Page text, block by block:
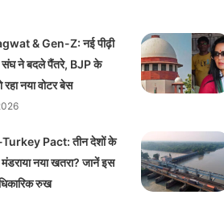
& Gen-Z: नई पीढ़ी
ने बदले पैंतरे, BJP के
रहा नया वोटर बेस
Pact: तीन देशों के
नया खतरा? जानें इस
रुख